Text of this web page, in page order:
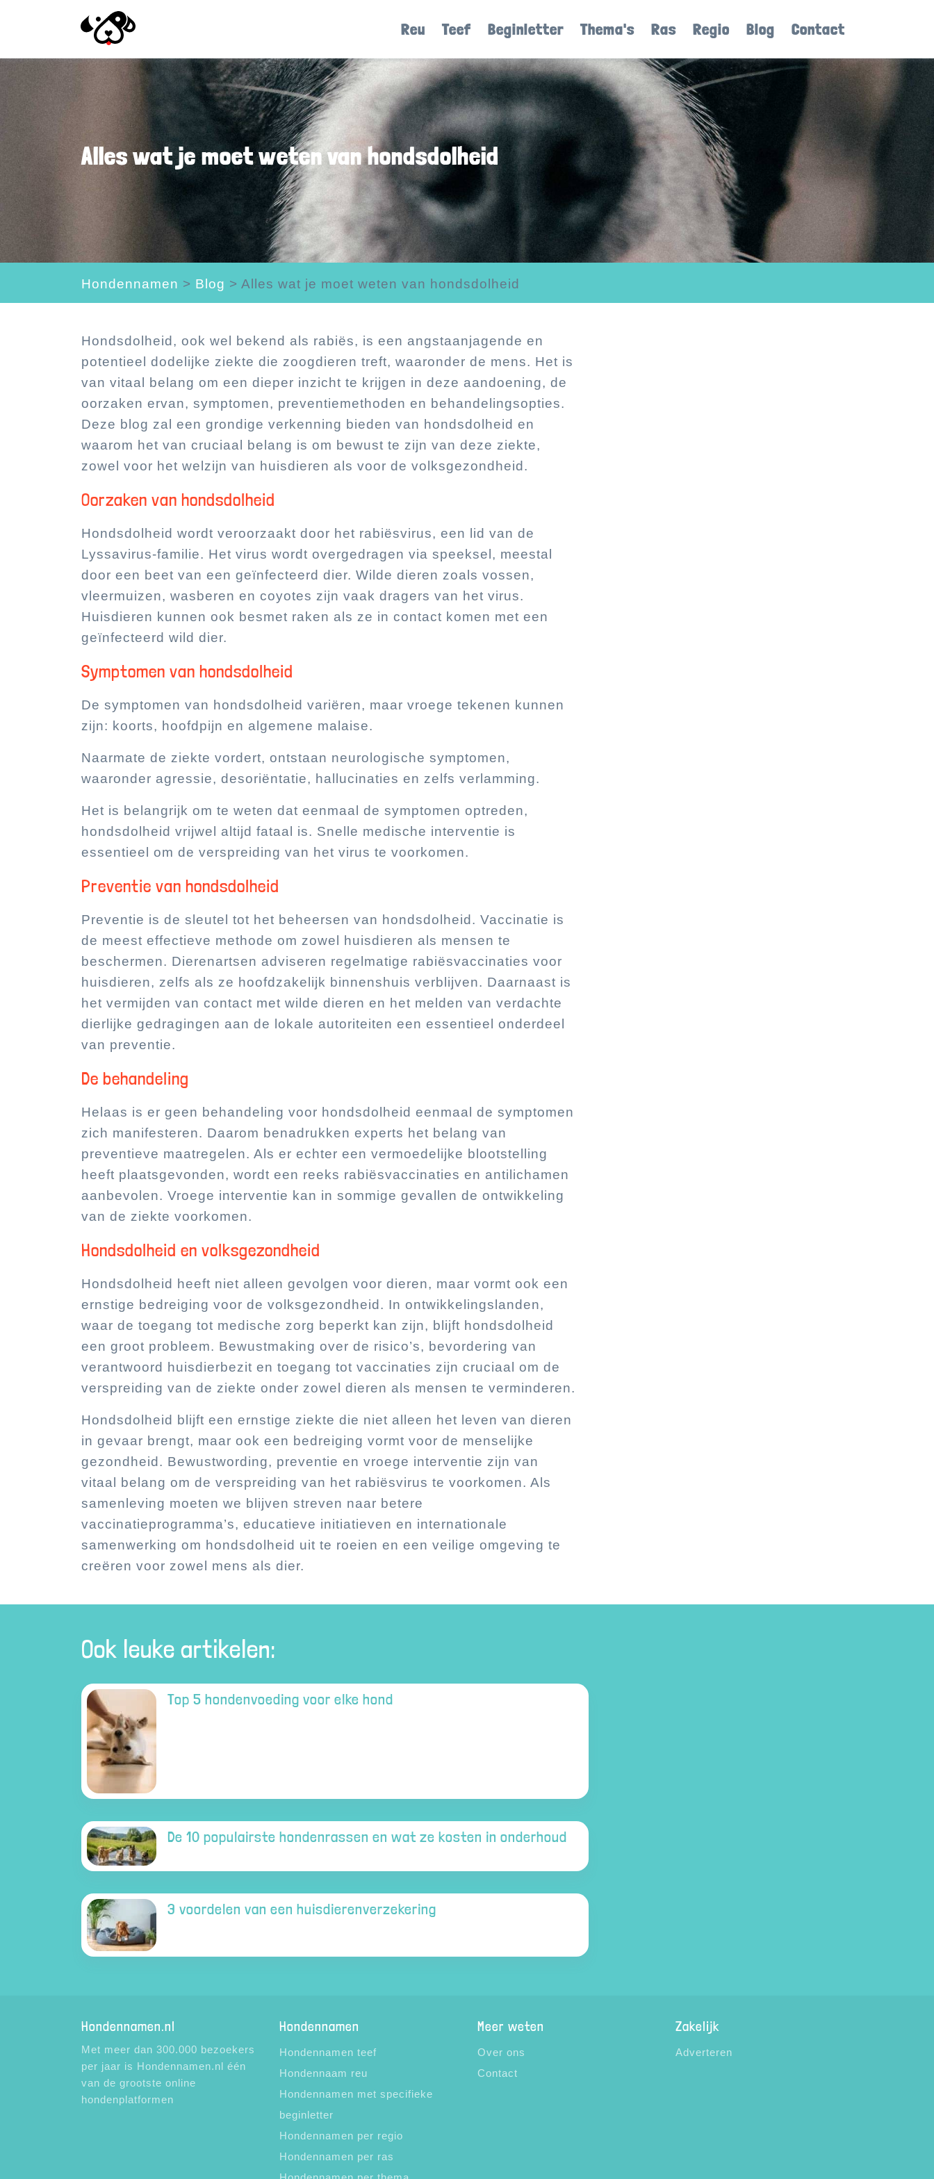
Reu Teef Beginletter Thema's Ras Regio Blog Contact
Alles wat je moet weten van hondsdolheid
Hondennamen > Blog > Alles wat je moet weten van hondsdolheid
Hondsdolheid, ook wel bekend als rabiës, is een angstaanjagende en
potentieel dodelijke ziekte die zoogdieren treft, waaronder de mens. Het is
van vitaal belang om een dieper inzicht te krijgen in deze aandoening, de
oorzaken ervan, symptomen, preventiemethoden en behandelingsopties.
Deze blog zal een grondige verkenning bieden van hondsdolheid en
waarom het van cruciaal belang is om bewust te zijn van deze ziekte,
zowel voor het welzijn van huisdieren als voor de volksgezondheid.
Oorzaken van hondsdolheid
Hondsdolheid wordt veroorzaakt door het rabiësvirus, een lid van de
Lyssavirus-familie. Het virus wordt overgedragen via speeksel, meestal
door een beet van een geïnfecteerd dier. Wilde dieren zoals vossen,
vleermuizen, wasberen en coyotes zijn vaak dragers van het virus.
Huisdieren kunnen ook besmet raken als ze in contact komen met een
geïnfecteerd wild dier.
Symptomen van hondsdolheid
De symptomen van hondsdolheid variëren, maar vroege tekenen kunnen
zijn: koorts, hoofdpijn en algemene malaise.
Naarmate de ziekte vordert, ontstaan neurologische symptomen,
waaronder agressie, desoriëntatie, hallucinaties en zelfs verlamming.
Het is belangrijk om te weten dat eenmaal de symptomen optreden,
hondsdolheid vrijwel altijd fataal is. Snelle medische interventie is
essentieel om de verspreiding van het virus te voorkomen.
Preventie van hondsdolheid
Preventie is de sleutel tot het beheersen van hondsdolheid. Vaccinatie is
de meest effectieve methode om zowel huisdieren als mensen te
beschermen. Dierenartsen adviseren regelmatige rabiësvaccinaties voor
huisdieren, zelfs als ze hoofdzakelijk binnenshuis verblijven. Daarnaast is
het vermijden van contact met wilde dieren en het melden van verdachte
dierlijke gedragingen aan de lokale autoriteiten een essentieel onderdeel
van preventie.
De behandeling
Helaas is er geen behandeling voor hondsdolheid eenmaal de symptomen
zich manifesteren. Daarom benadrukken experts het belang van
preventieve maatregelen. Als er echter een vermoedelijke blootstelling
heeft plaatsgevonden, wordt een reeks rabiësvaccinaties en antilichamen
aanbevolen. Vroege interventie kan in sommige gevallen de ontwikkeling
van de ziekte voorkomen.
Hondsdolheid en volksgezondheid
Hondsdolheid heeft niet alleen gevolgen voor dieren, maar vormt ook een
ernstige bedreiging voor de volksgezondheid. In ontwikkelingslanden,
waar de toegang tot medische zorg beperkt kan zijn, blijft hondsdolheid
een groot probleem. Bewustmaking over de risico’s, bevordering van
verantwoord huisdierbezit en toegang tot vaccinaties zijn cruciaal om de
verspreiding van de ziekte onder zowel dieren als mensen te verminderen.
Hondsdolheid blijft een ernstige ziekte die niet alleen het leven van dieren
in gevaar brengt, maar ook een bedreiging vormt voor de menselijke
gezondheid. Bewustwording, preventie en vroege interventie zijn van
vitaal belang om de verspreiding van het rabiësvirus te voorkomen. Als
samenleving moeten we blijven streven naar betere
vaccinatieprogramma’s, educatieve initiatieven en internationale
samenwerking om hondsdolheid uit te roeien en een veilige omgeving te
creëren voor zowel mens als dier.
Ook leuke artikelen:
Top 5 hondenvoeding voor elke hond
De 10 populairste hondenrassen en wat ze kosten in onderhoud
3 voordelen van een huisdierenverzekering
Hondennamen.nl
Met meer dan 300.000 bezoekers
per jaar is Hondennamen.nl één
van de grootste online
hondenplatformen
Hondennamen
Hondennamen teef
Hondennaam reu
Hondennamen met specifieke
beginletter
Hondennamen per regio
Hondennamen per ras
Meer weten
Over ons
Contact
Zakelijk
Adverteren